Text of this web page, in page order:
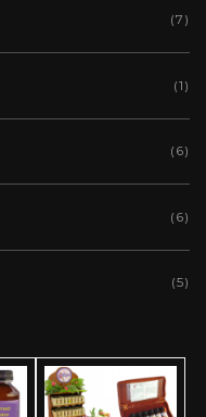
(7)
(1)
(6)
(6)
(5)